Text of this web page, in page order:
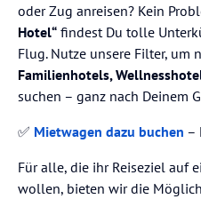
oder Zug anreisen? Kein
Hotel“ findest Du tolle
Flug. Nutze unsere Filter, um
Familienhotels,
suchen – ganz nach Deinem
✅ Mietwagen dazu buchen –
Für alle, die ihr Reiseziel auf
wollen, bieten wir die